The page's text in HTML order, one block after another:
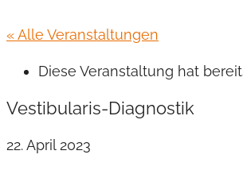
« Alle Veranstaltungen
Diese Veranstaltung hat
Vestibularis-Diagnostik
22. April 2023